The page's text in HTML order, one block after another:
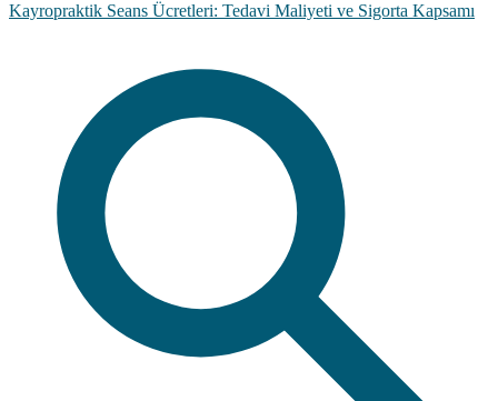
Kayropraktik Seans Ücretleri: Tedavi Maliyeti ve Sigorta Kapsamı